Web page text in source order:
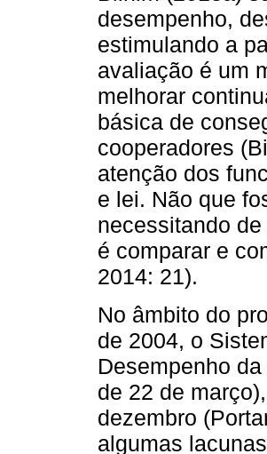
desempenho,
estimulando a
avaliação é um
melhorar
básica de
cooperadores
atenção dos
e lei. Não que
necessitando
é comparar e
2014: 21).
No âmbito do
de 2004, o
Desempenho
de 22 de
dezembro
algumas